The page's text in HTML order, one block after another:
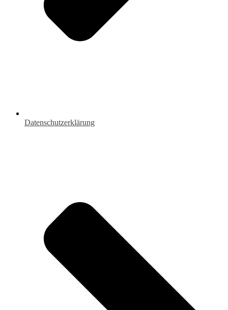
Datenschutzerklärung